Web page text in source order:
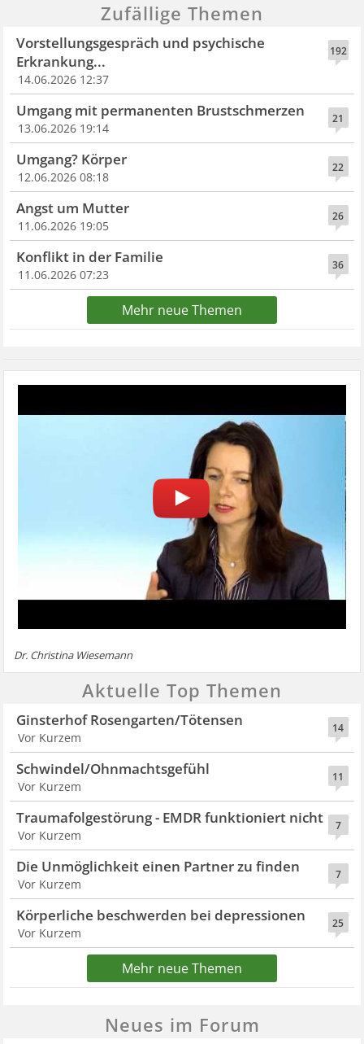
Zufällige Themen
192
Vorstellungsgespräch und psychische
Erkrankung...
14.06.2026 12:37
21
Umgang mit permanenten Brustschmerzen
13.06.2026 19:14
22
Umgang? Körper
12.06.2026 08:18
26
Angst um Mutter
11.06.2026 19:05
36
Konflikt in der Familie
11.06.2026 07:23
Mehr neue Themen
Dr. Christina Wiesemann
Aktuelle Top Themen
14
Ginsterhof Rosengarten/Tötensen
Vor Kurzem
11
Schwindel/Ohnmachtsgefühl
Vor Kurzem
7
Traumafolgestörung - EMDR funktioniert nicht
Vor Kurzem
7
Die Unmöglichkeit einen Partner zu finden
Vor Kurzem
25
Körperliche beschwerden bei depressionen
Vor Kurzem
Mehr neue Themen
Neues im Forum